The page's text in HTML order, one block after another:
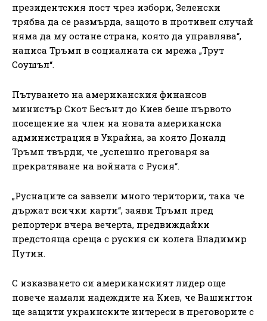
президентския пост чрез избори, Зеленски
трябва да се размърда, защото в противен случай
няма да му остане страна, която да управлява“,
написа Тръмп в социалната си мрежа „Трут
Соушъл“.
Пътуването на американския финансов
министър Скот Бесънт до Киев беше първото
посещение на член на новата американска
администрация в Украйна, за която Доналд
Тръмп твърди, че „успешно преговаря за
прекратяване на войната с Русия“.
„Руснаците са завзели много територии, така че
държат всички карти“, заяви Тръмп пред
репортери вчера вечерта, предвиждайки
предстояща среща с руския си колега Владимир
Путин.
С изказването си американският лидер още
повече намали надеждите на Киев, че Вашингтон
ще защити украинските интереси в преговорите с